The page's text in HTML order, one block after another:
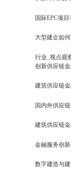
国际EPC项
大型建企如
行业_视点观
创新供应链
建筑供应链
国内外供应
建筑供应链
金融服务创
数字建造与